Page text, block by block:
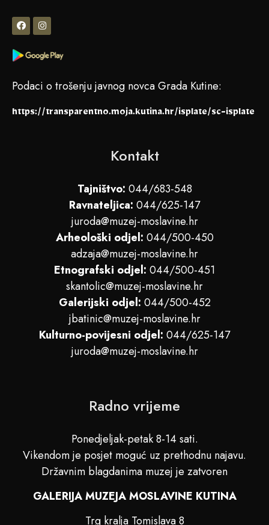
Podaci o trošenju javnog novca Grada Kutine:
https://transparentno.moja.kutina.hr/isplate/sc-isplate
Kontakt
Tajništvo: 044/683-548
Ravnateljica: 044/625-147
juroda@muzej-moslavine.hr
Arheološki odjel: 044/500-450
adzaja@muzej-moslavine.hr
Etnografski odjel: 044/500-451
skantolic@muzej-moslavine.hr
Galerijski odjel: 044/500-452
jbatinic@muzej-moslavine.hr
Kulturno-povijesni odjel: 044/625-147
juroda@muzej-moslavine.hr
Radno vrijeme
Ponedjeljak-petak 8-14 sati.
Vikendom je posjet moguć uz prethodnu najavu.
Državnim blagdanima muzej je zatvoren
GALERIJA MUZEJA MOSLAVINE KUTINA
Trg kralja Tomislava 8